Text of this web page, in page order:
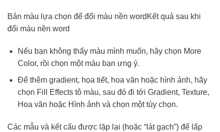
Bản màu lựa chọn để đổi màu nền wordKết quả sau khi
đổi màu nền word
Nếu bạn không thấy màu mình muốn, hãy chọn More
Color, rồi chọn một màu bạn ưng ý.
Để thêm gradient, họa tiết, hoa văn hoặc hình ảnh, hãy
chọn Fill Effects tô màu, sau đó đi tới Gradient, Texture,
Hoa văn hoặc Hình ảnh và chọn một tùy chọn.
Các mẫu và kết cấu được lặp lại (hoặc “lát gạch”) để lấp